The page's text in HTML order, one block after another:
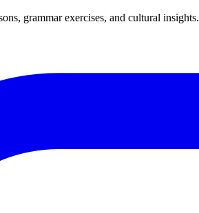
grammar exercises, and cultural insights.